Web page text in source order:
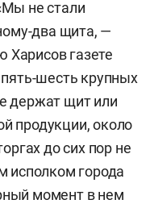
не стали
два щита, —
Харисов газете
шесть крупных
держат щит или
продукции, около
до сих пор не
исполком города
момент в нем